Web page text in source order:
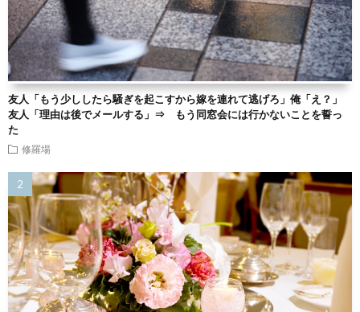
友人「もう少ししたら騒ぎを起こすから嫁を連れて逃げろ」俺「え？」
友人「理由は後でメールする」⇒ もう同窓会には行かないことを誓っ
た
修羅場